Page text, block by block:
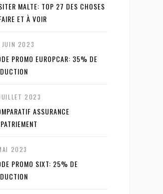
MALTE: TOP 27 DES CHOSES
ET À VOIR
JUIN 2023
PROMO EUROPCAR: 35% DE
2023
ASSURANCE
2023
PROMO SIXT: 25% DE